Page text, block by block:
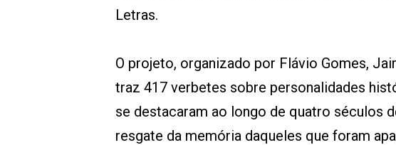
Letras.
O projeto, organizado por Flávio Gomes,
traz 417 verbetes sobre personalidades
se destacaram ao longo de quatro séculos
resgate da memória daqueles que foram